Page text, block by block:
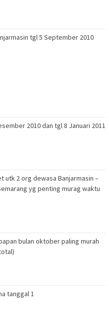
tgl 5 September 2010
2010 dan tgl 8 Januari 2011
utk 2 org dewasa Banjarmasin –
yg penting murag waktu
bulan oktober paling murah
tanggal 1